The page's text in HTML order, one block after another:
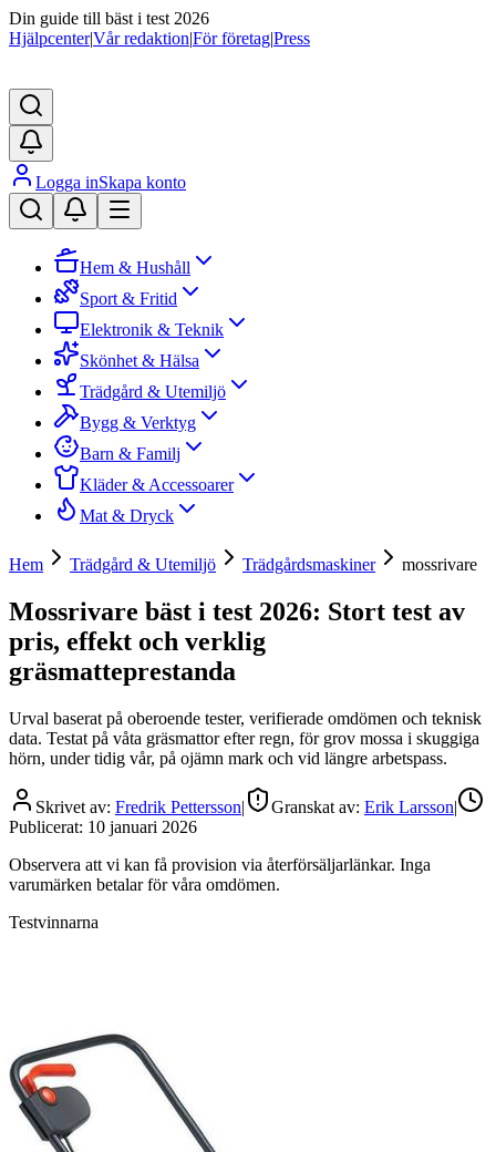
Din guide till bäst i test 2026
Hjälpcenter|Vår redaktion|För företag|Press
Logga inSkapa konto
Hem & Hushåll
Sport & Fritid
Elektronik & Teknik
Skönhet & Hälsa
Trädgård & Utemiljö
Bygg & Verktyg
Barn & Familj
Kläder & Accessoarer
Mat & Dryck
Hem Trädgård & Utemiljö Trädgårdsmaskiner mossrivare
Mossrivare bäst i test 2026: Stort test av
pris, effekt och verklig
gräsmatteprestanda
Urval baserat på oberoende tester, verifierade omdömen och teknisk
data. Testat på våta gräsmattor efter regn, för grov mossa i skuggiga
hörn, under tidig vår, på ojämn mark och vid längre arbetspass.
Skrivet av: Fredrik Pettersson| Granskat av: Erik Larsson|
Publicerat: 10 januari 2026
Observera att vi kan få provision via återförsäljarlänkar. Inga
varumärken betalar för våra omdömen.
Testvinnarna